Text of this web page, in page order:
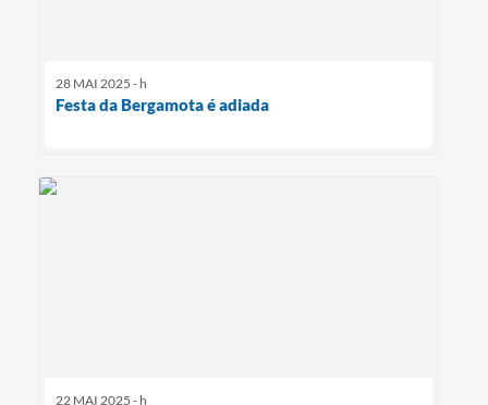
28 MAI 2025 - h
Festa da Bergamota é adiada
22 MAI 2025 - h